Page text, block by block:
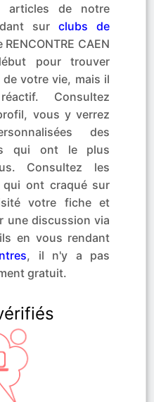
articles de notre
surclubs de
CAEN
pour trouver
de votre vie, mais il
Consultez
vous y verrez
des
qui ont le plus
Consultez les
qui ont craqué sur
votre fiche et
une discussion via
en vous rendant
, il n'y a pas
gratuit.